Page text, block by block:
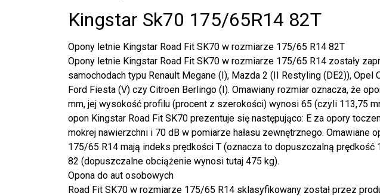
Kingstar Sk70 175/65R14 82T
Opony letnie Kingstar Road Fit SK70 w rozmiarze 175/65 R14 82T
Opony letnie Kingstar Road Fit SK70 w rozmiarze 175/65 R14 zostały
samochodach typu Renault Megane (I), Mazda 2 (II Restyling (DE2)), Opel
Ford Fiesta (V) czy Citroen Berlingo (I). Omawiany rozmiar oznacza, że
mm, jej wysokość profilu (procent z szerokości) wynosi 65 (czyli 113,75
opon Kingstar Road Fit SK70 prezentuje się następująco: E za opory
mokrej nawierzchni i 70 dB w pomiarze hałasu zewnętrznego. Omawiane
175/65 R14 mają indeks prędkości T (oznacza to dopuszczalną prędkość
82 (dopuszczalne obciążenie wynosi tutaj 475 kg).
Opona do aut osobowych
Road Fit SK70 w rozmiarze 175/65 R14 sklasyfikowany został przez